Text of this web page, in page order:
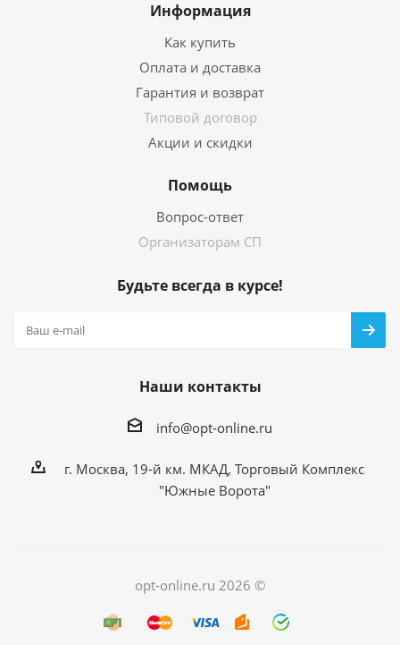
Информация
Как купить
Оплата и доставка
Гарантия и возврат
Типовой договор
Акции и скидки
Помощь
Вопрос-ответ
Организаторам СП
Будьте всегда в курсе!
Наши контакты
info@opt-online.ru
г. Москва, 19-й км. МКАД, Торговый Комплекс
"Южные Ворота"
opt-online.ru 2026 ©